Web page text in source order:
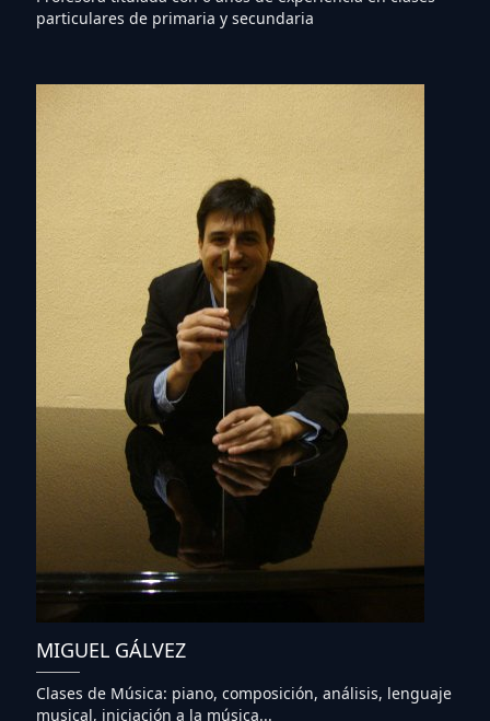
particulares de primaria y secundaria
MIGUEL GÁLVEZ
Clases de Música: piano, composición, análisis, lenguaje
musical, iniciación a la música...